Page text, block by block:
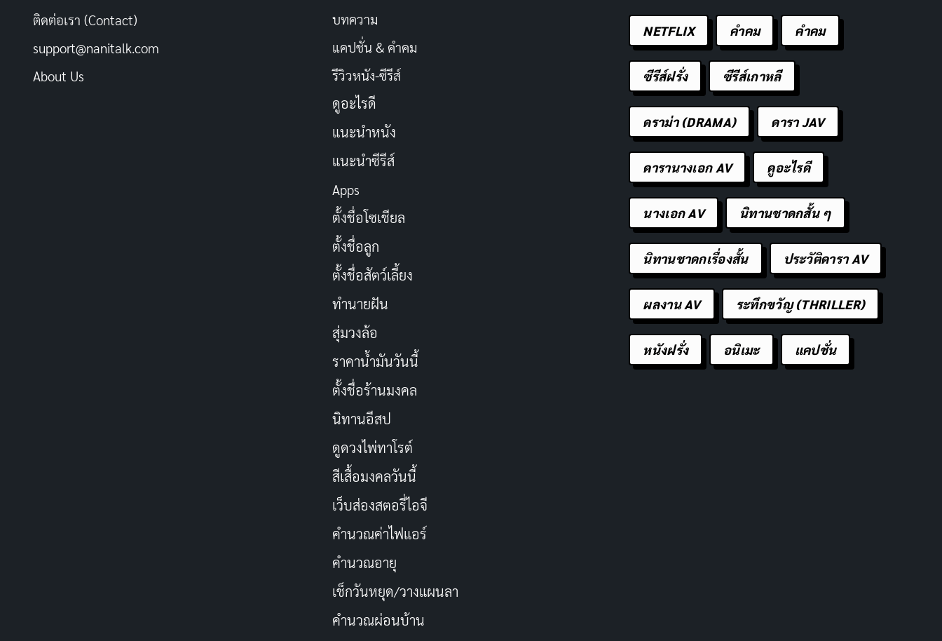
ติดต่อเรา (Contact)
support@nanitalk.com
About Us
บทความ
แคปชั่น & คำคม
รีวิวหนัง-ซีรีส์
ดูอะไรดี
แนะนำหนัง
แนะนำซีรีส์
Apps
ตั้งชื่อโซเชียล
ตั้งชื่อลูก
ตั้งชื่อสัตว์เลี้ยง
ทำนายฝัน
สุ่มวงล้อ
ราคาน้ำมันวันนี้
ตั้งชื่อร้านมงคล
นิทานอีสป
ดูดวงไพ่ทาโรต์
สีเสื้อมงคลวันนี้
เว็บส่องสตอรี่ไอจี
คำนวณค่าไฟแอร์
คำนวณอายุ
เช็กวันหยุด/วางแผนลา
คำนวณผ่อนบ้าน
NETFLIX คำคม คําคม
ซีรีส์ฝรั่ง ซีรีส์เกาหลี
ดราม่า (DRAMA) ดารา JAV
ดารานางเอก AV ดูอะไรดี
นางเอก AV นิทานชาดกสั้น ๆ
นิทานชาดกเรื่องสั้น ประวัติดารา AV
ผลงาน AV ระทึกขวัญ (THRILLER)
หนังฝรั่ง อนิเมะ แคปชั่น